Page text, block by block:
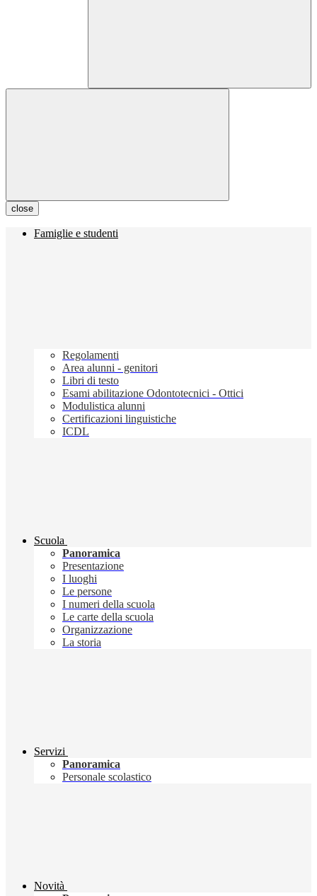
close
Famiglie e studenti
Regolamenti
Area alunni - genitori
Libri di testo
Esami abilitazione Odontotecnici - Ottici
Modulistica alunni
Certificazioni linguistiche
ICDL
Scuola
Panoramica
Presentazione
I luoghi
Le persone
I numeri della scuola
Le carte della scuola
Organizzazione
La storia
Servizi
Panoramica
Personale scolastico
Novità